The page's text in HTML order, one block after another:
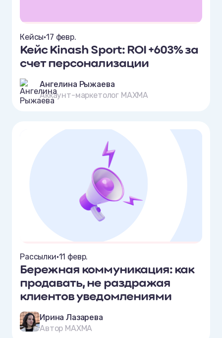
Кейсы•17 февр.
Кейс Kinash Sport: ROI +603% за
счет персонализации
Ангелина Рыжаева
Аккаунт-маркетолог MAXMA
Рассылки•11 февр.
Бережная коммуникация: как
продавать, не раздражая
клиентов уведомлениями
Ирина Лазарева
Автор MAXMA